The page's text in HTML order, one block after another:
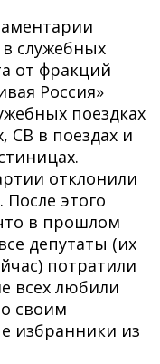
служебных
от фракций
Россия»
поездках
СВ в поездах и
отклонили
этого
в прошлом
депутаты (их
потратили
всех любили
своим
избранники из